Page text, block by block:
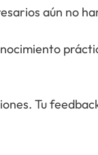
aún no
Tu